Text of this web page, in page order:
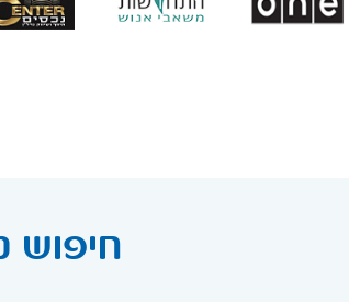
חיפוש